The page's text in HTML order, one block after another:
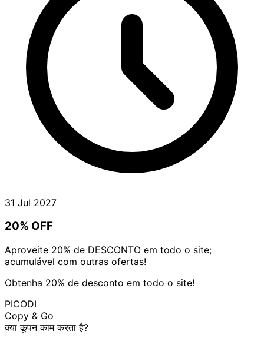
31 Jul 2027
20% OFF
Aproveite 20% de DESCONTO em todo o site;
acumulável com outras ofertas!
Obtenha 20% de desconto em todo o site!
PICODI
Copy & Go
क्या कूपन काम करता है?